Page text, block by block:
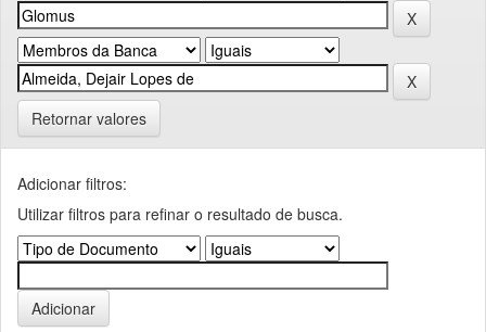
Retornar valores
Adicionar filtros:
Utilizar filtros para refinar o resultado de busca.